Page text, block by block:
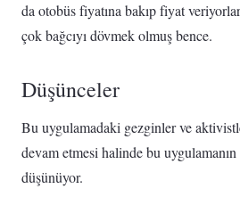
da otobüs fiyatına bakıp fiyat
çok bağcıyı dövmek olmuş bence.
Düşünceler
Bu uygulamadaki gezginler ve
devam etmesi halinde bu uygulamanın
düşünüyor.